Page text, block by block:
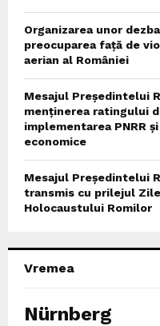
Organizarea unor
preocuparea față de
aerian al României
Mesajul Președintelui
menținerea ratingului
implementarea PNRR
economice
Mesajul Președintelui
transmis cu prilejul
Holocaustului Romilor
Vremea
Nürnberg